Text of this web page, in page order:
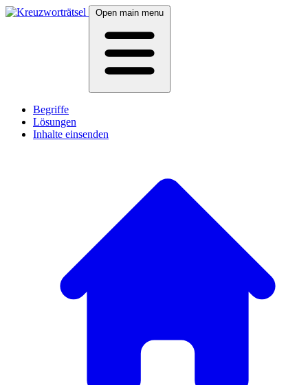
Open main menu
Begriffe
Lösungen
Inhalte einsenden